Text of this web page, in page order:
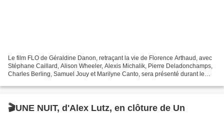
Le film FLO de Géraldine Danon, retraçant la vie de Florence Arthaud, avec
Stéphane Caillard, Alison Wheeler, Alexis Michalik, Pierre Deladonchamps,
Charles Berling, Samuel Jouy et Marilyne Canto, sera présenté durant le
🎬UNE NUIT, d'Alex Lutz, en clôture de Un